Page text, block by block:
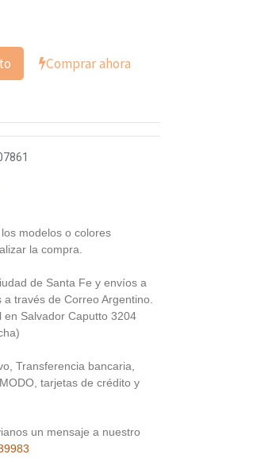
Comprar ahora
modelos o colores
la compra.
de Santa Fe y envíos a
través de Correo Argentino.
en Salvador Caputto 3204
Transferencia bancaria,
tarjetas de crédito y
un mensaje a nuestro